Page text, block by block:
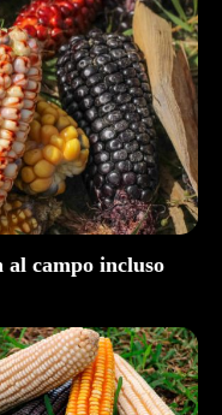
al campo incluso